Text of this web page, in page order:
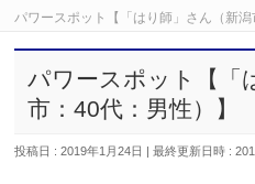
パワースポット【「はり師」さん（新潟
パワースポット【「
市：40代：男性）】
投稿日 : 2019年1月24日 最終更新日時 :